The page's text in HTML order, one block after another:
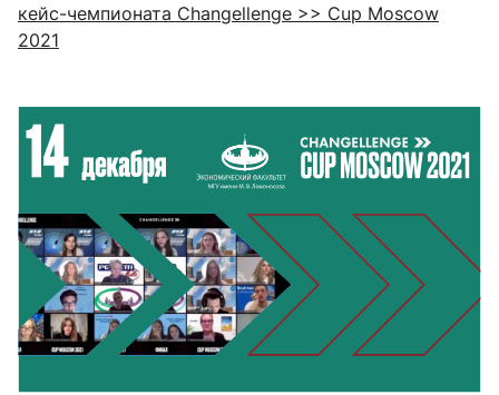
кейс-чемпионата Changellenge >> Cup Moscow
2021